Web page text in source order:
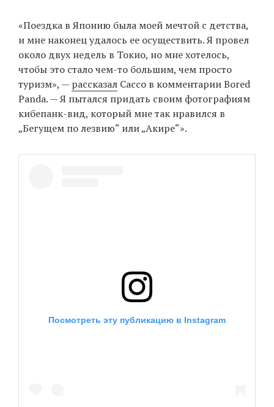
«Поездка в Японию была моей мечтой с детства,
и мне наконец удалось ее осуществить. Я провел
около двух недель в Токио, но мне хотелось,
чтобы это стало чем-то большим, чем просто
туризм», — рассказал Сассо в комментарии Bored
Panda. — Я пытался придать своим фотографиям
кибепанк-вид, который мне так нравился в
„Бегущем по лезвию“ или „Акире“».
Посмотреть эту публикацию в Instagram